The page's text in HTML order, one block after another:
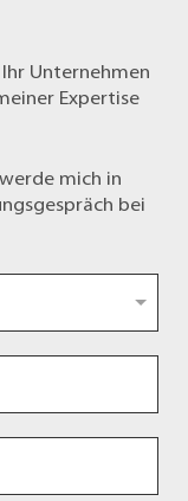
Ihr Unternehmen
Expertise
mich in
bei